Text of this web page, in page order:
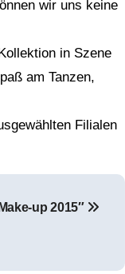
wir uns keine
in Szene
am Tanzen,
Filialen
up 2015″